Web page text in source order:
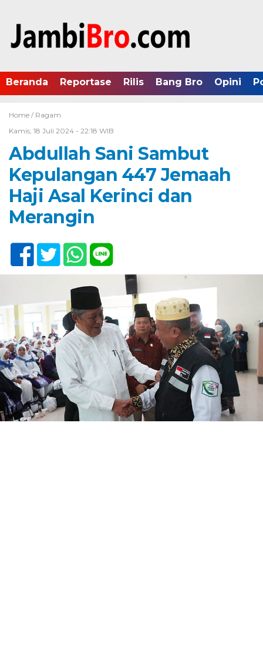
Beranda Reportase Rilis Bang Bro Opini
Home / Ragam
Kamis, 18 Juli 2024 - 22:18 WIB
Abdullah Sani Sambut
Kepulangan 447 Jemaah
Haji Asal Kerinci dan
Merangin